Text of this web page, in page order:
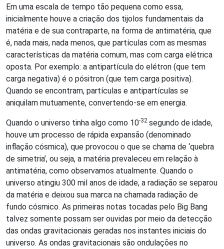
Em uma escala de tempo tão pequena como essa,
inicialmente houve a criação dos tijolos fundamentais da
matéria e de sua contraparte, na forma de antimatéria, que
é, nada mais, nada menos, que partículas com as mesmas
características da matéria comum, mas com carga elétrica
oposta. Por exemplo: a antipartícula do elétron (que tem
carga negativa) é o pósitron (que tem carga positiva).
Quando se encontram, partículas e antipartículas se
aniquilam mutuamente, convertendo-se em energia.
Quando o universo tinha algo como 10-32 segundo de idade,
houve um processo de rápida expansão (denominado
inflação cósmica), que provocou o que se chama de ‘quebra
de simetria’, ou seja, a matéria prevaleceu em relação à
antimatéria, como observamos atualmente. Quando o
universo atingiu 300 mil anos de idade, a radiação se separou
da matéria e deixou sua marca na chamada radiação de
fundo cósmico. As primeiras notas tocadas pelo Big Bang
talvez somente possam ser ouvidas por meio da detecção
das ondas gravitacionais geradas nos instantes iniciais do
universo. As ondas gravitacionais são ondulações no